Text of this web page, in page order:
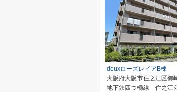
deuxローズレイアB棟
大阪府大阪市住之江区御
地下鉄四つ橋線「住之江